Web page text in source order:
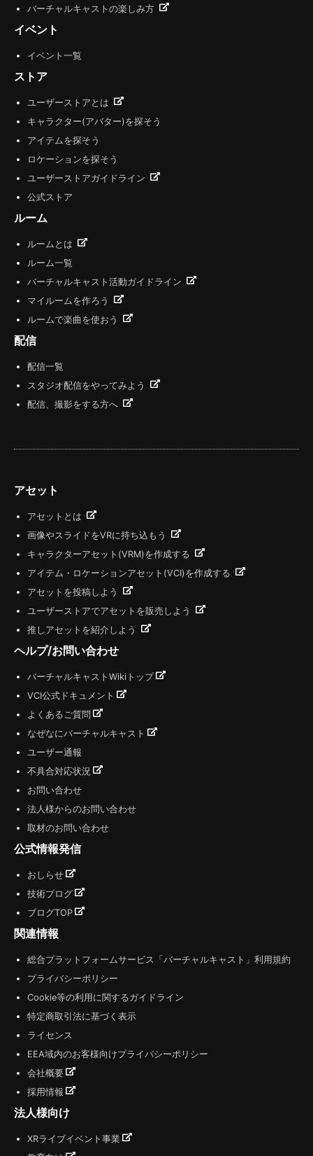
バーチャルキャストの楽しみ方
イベント
イベント一覧
ストア
ユーザーストアとは
キャラクター(アバター)を探そう
アイテムを探そう
ロケーションを探そう
ユーザーストアガイドライン
公式ストア
ルーム
ルームとは
ルーム一覧
バーチャルキャスト活動ガイドライン
マイルームを作ろう
ルームで楽曲を使おう
配信
配信一覧
スタジオ配信をやってみよう
配信、撮影をする方へ
アセット
アセットとは
画像やスライドをVRに持ち込もう
キャラクターアセット(VRM)を作成する
アイテム・ロケーションアセット(VCI)を作成する
アセットを投稿しよう
ユーザーストアでアセットを販売しよう
推しアセットを紹介しよう
ヘルプ/お問い合わせ
バーチャルキャストWikiトップ
VCI公式ドキュメント
よくあるご質問
なぜなにバーチャルキャスト
ユーザー通報
不具合対応状況
お問い合わせ
法人様からのお問い合わせ
取材のお問い合わせ
公式情報発信
おしらせ
技術ブログ
ブログTOP
関連情報
総合プラットフォームサービス「バーチャルキャスト」利用規約
プライバシーポリシー
Cookie等の利用に関するガイドライン
特定商取引法に基づく表示
ライセンス
EEA域内のお客様向けプライバシーポリシー
会社概要
採用情報
法人様向け
XRライブイベント事業